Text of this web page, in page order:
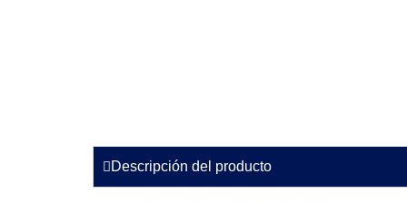
Descripción del producto